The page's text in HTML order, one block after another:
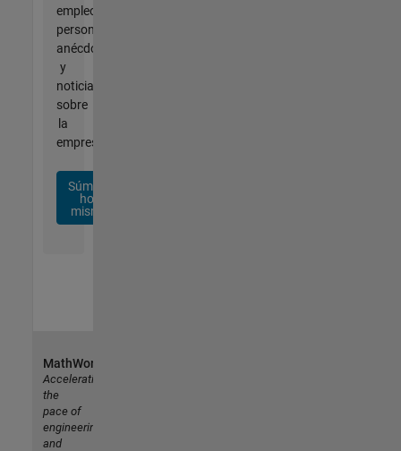
empleo
personalizadas,
anécdotas
y
noticias
sobre
la
empresa.
Súmese
hoy
mismo
MathWorks
Accelerating
the
pace of
engineering
and